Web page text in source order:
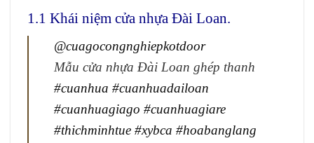
1.1 Khái niệm cửa nhựa Đài Loan.
@cuagocongnghiepkotdoor
Mẫu cửa nhựa Đài Loan ghép thanh
#cuanhua #cuanhuadailoan
#cuanhuagiago #cuanhuagiare
#thichminhtue #xybca #hoabanglang